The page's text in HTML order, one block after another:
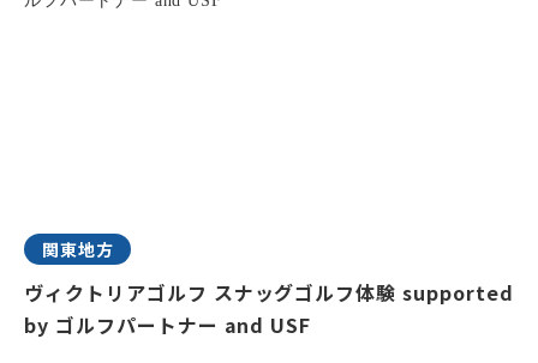
関東地方
ヴィクトリアゴルフ スナッグゴルフ体験 supported
by ゴルフパートナー and USF